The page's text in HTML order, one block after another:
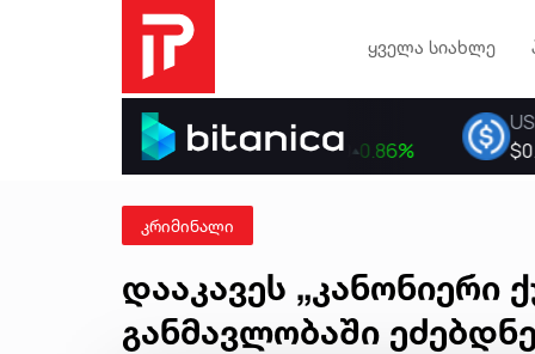
ყველა სიახლე
კრიმინალი
დააკავეს
განმავლობაში